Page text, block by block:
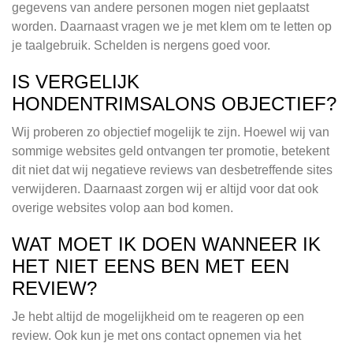
gegevens van andere personen mogen niet geplaatst
worden. Daarnaast vragen we je met klem om te letten op
je taalgebruik. Schelden is nergens goed voor.
IS VERGELIJK
HONDENTRIMSALONS OBJECTIEF?
Wij proberen zo objectief mogelijk te zijn. Hoewel wij van
sommige websites geld ontvangen ter promotie, betekent
dit niet dat wij negatieve reviews van desbetreffende sites
verwijderen. Daarnaast zorgen wij er altijd voor dat ook
overige websites volop aan bod komen.
WAT MOET IK DOEN WANNEER IK
HET NIET EENS BEN MET EEN
REVIEW?
Je hebt altijd de mogelijkheid om te reageren op een
review. Ook kun je met ons contact opnemen via het